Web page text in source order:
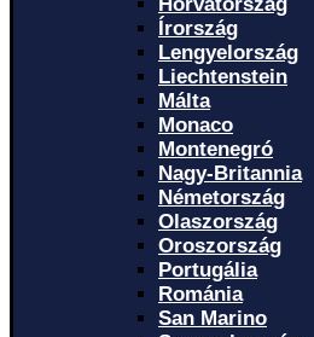
Írország
Lengyelország
Liechtenstein
Málta
Monaco
Montenegró
Nagy-Britannia
Németország
Olaszország
Oroszország
Portugália
Románia
San Marino